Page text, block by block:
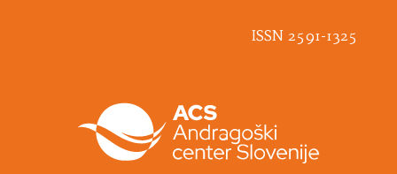
ISSN 2591-1325